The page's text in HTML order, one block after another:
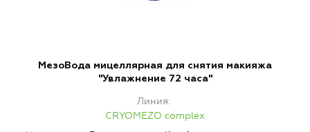
МезоВода мицеллярная для снятия макияжа
"Увлажнение 72 часа"
Линия
CRYOMEZO complex